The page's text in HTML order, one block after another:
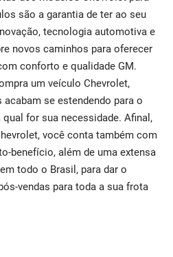
são a garantia de ter ao seu
tecnologia automotiva e
novos caminhos para oferecer
conforto e qualidade GM.
um veículo Chevrolet,
se estendendo para o
for sua necessidade. Afinal,
você conta também com
benefício, além de uma extensa
todo o Brasil, para dar o
vendas para toda a sua frota